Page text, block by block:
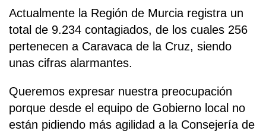
Actualmente la Región de Murcia registra un
total de 9.234 contagiados, de los cuales 256
pertenecen a Caravaca de la Cruz, siendo
unas cifras alarmantes.
Queremos expresar nuestra preocupación
porque desde el equipo de Gobierno local no
están pidiendo más agilidad a la Consejería de